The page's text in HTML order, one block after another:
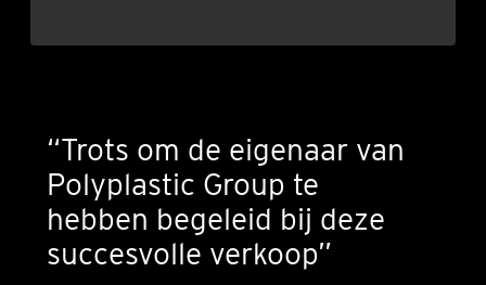
“Trots om de eigenaar van
Polyplastic Group te
hebben begeleid bij deze
succesvolle verkoop”